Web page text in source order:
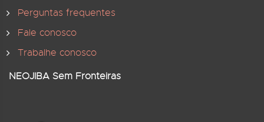
Perguntas frequentes
Fale conosco
Trabalhe conosco
NEOJIBA Sem Fronteiras